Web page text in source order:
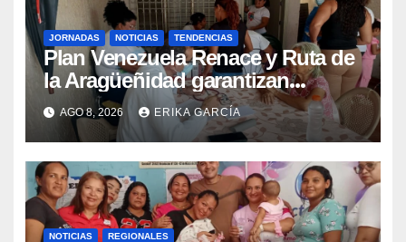
JORNADAS NOTICIAS TENDENCIAS
Plan Venezuela Renace y Ruta de
la Aragüeñidad garantizan
atención médica integral en
Aragua
AGO 8, 2026 ERIKA GARCÍA
NOTICIAS REGIONALES